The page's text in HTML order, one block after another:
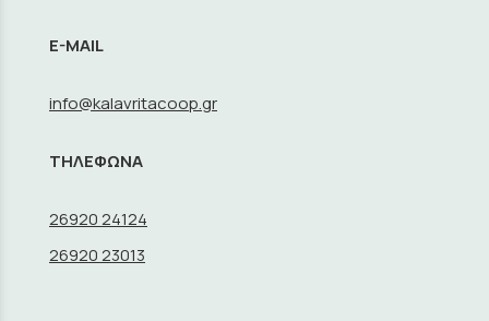
E-MAIL
info@kalavritacoop.gr
ΤΗΛΕΦΩΝΑ
26920 24124
26920 23013